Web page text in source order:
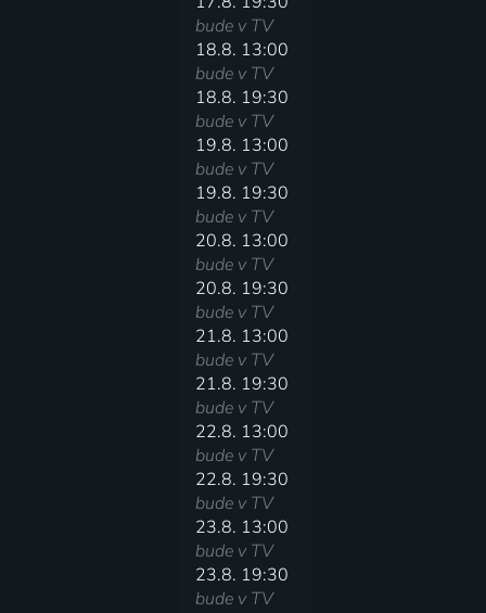
bude v TV
18.8. 13:00
bude v TV
18.8. 19:30
bude v TV
19.8. 13:00
bude v TV
19.8. 19:30
bude v TV
20.8. 13:00
bude v TV
20.8. 19:30
bude v TV
21.8. 13:00
bude v TV
21.8. 19:30
bude v TV
22.8. 13:00
bude v TV
22.8. 19:30
bude v TV
23.8. 13:00
bude v TV
23.8. 19:30
bude v TV